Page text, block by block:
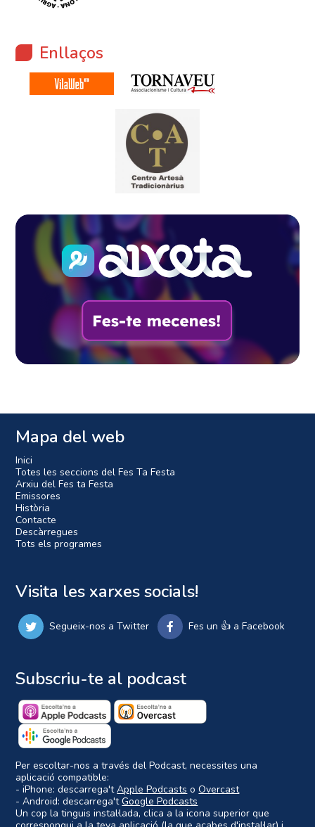
Enllaços
Mapa del web
Inici
Totes les seccions del Fes Ta Festa
Arxiu del Fes ta Festa
Emissores
Història
Contacte
Descàrregues
Tots els programes
Visita les xarxes socials!
Segueix-nos a Twitter Fes un 👍 a Facebook
Subscriu-te al podcast
Per escoltar-nos a través del Podcast, necessites una
aplicació compatible:
- iPhone: descarrega'tApple Podcasts oOvercast
- Android: descarrega'tGoogle Podcasts
Un cop la tinguis instal·lada, clica a la icona superior que